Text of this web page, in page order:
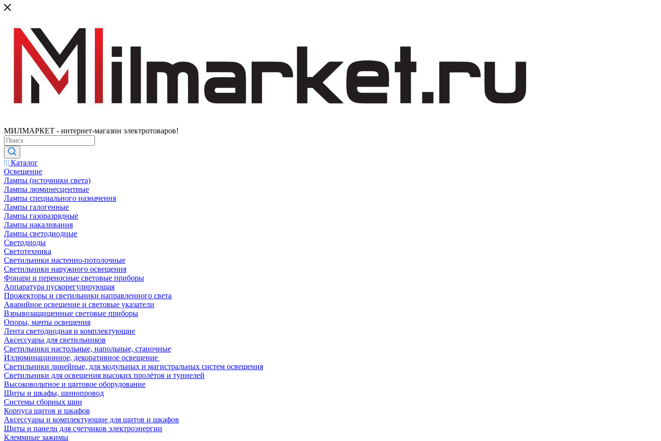
МИЛМАРКЕТ - интернет-магазин электротоваров!
Каталог
Освещение
Лампы (источники света)
Лампы люминесцентные
Лампы специального назначения
Лампы галогенные
Лампы газоразрядные
Лампы накаливания
Лампы светодиодные
Светодиоды
Светотехника
Светильники настенно-потолочные
Светильники наружного освещения
Фонари и переносные световые приборы
Аппаратура пускорегулирующая
Прожекторы и светильники направленного света
Аварийное освещение и световые указатели
Взрывозащищенные световые приборы
Опоры, мачты освещения
Лента светодиодная и комплектующие
Аксессуары для светильников
Светильники настольные, напольные, станочные
Иллюминационное, декоративное освещение
Светильники линейные, для модульных и магистральных систем освещения
Светильники для освещения высоких пролётов и туннелей
Высоковольтное и щитовое оборудование
Щиты и шкафы, шинопровод
Системы сборных шин
Корпуса щитов и шкафов
Аксессуары и комплектующие для щитов и шкафов
Щиты и панели для счетчиков электроэнергии
Клеммные зажимы